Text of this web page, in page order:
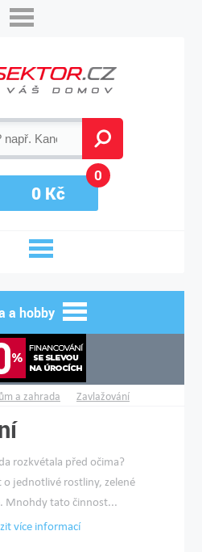
0Kč
0
a hobby
a zahrada Zavlažování
rozkvétala před očima?
jednotlivé rostliny, zelené
Mnohdy tato činnost...
více informací